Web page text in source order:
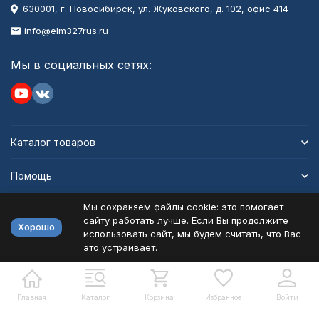
Главная Каталог Корзина Избранное Войти
630001, г. Новосибирск, ул. Жуковского, д. 102, офис 414
info@elm327rus.ru
Мы в социальных сетях:
Каталог товаров
Помощь
Политика персональных данных
Разработано в bodysite.ru
Хорошо
Мы сохраняем файлы cookie: это помогает
сайту работать лучше. Если Вы продолжите
использовать сайт, мы будем считать, что Вас
это устраивает.